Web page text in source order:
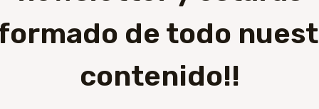
de todo
contenido!!